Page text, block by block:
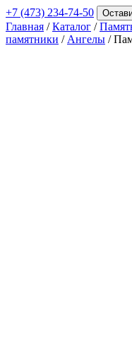
+7 (473) 234-74-50
Главная /Каталог /
памятники / Ангелы /